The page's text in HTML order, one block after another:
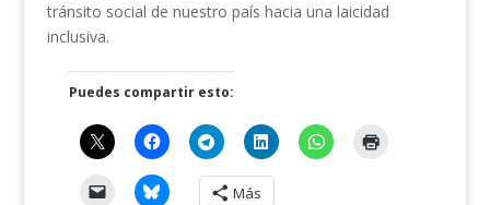
tránsito social de nuestro país hacia una laicidad
inclusiva.
Puedes compartir esto:
Más